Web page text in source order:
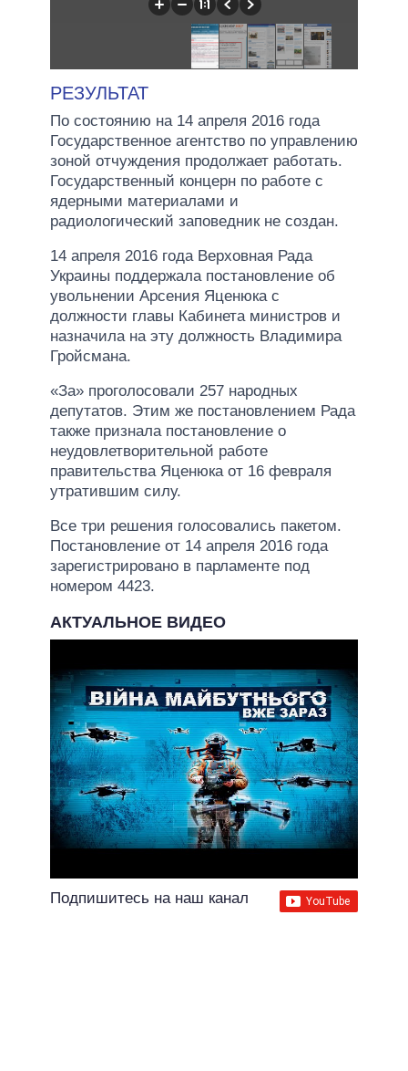
РЕЗУЛЬТАТ
По состоянию на 14 апреля 2016 года
Государственное агентство по управлению
зоной отчуждения продолжает работать.
Государственный концерн по работе с
ядерными материалами и
радиологический заповедник не создан.
14 апреля 2016 года Верховная Рада
Украины поддержала постановление об
увольнении Арсения Яценюка с
должности главы Кабинета министров и
назначила на эту должность Владимира
Гройсмана.
«За» проголосовали 257 народных
депутатов. Этим же постановлением Рада
также признала постановление о
неудовлетворительной работе
правительства Яценюка от 16 февраля
утратившим силу.
Все три решения голосовались пакетом.
Постановление от 14 апреля 2016 года
зарегистрировано в парламенте под
номером 4423.
АКТУАЛЬНОЕ ВИДЕО
Подпишитесь на наш канал